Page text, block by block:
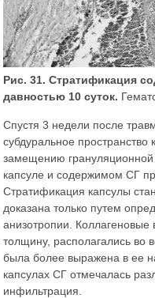
Рис. 31. Стратификация
давностью 10 суток.
Спустя 3 недели после
субдуральное пространство
замещению
капсуле и содержимом СГ
Стратификация капсулы
доказана только путем
анизотропии.
толщину, располагались во
была более выражена в ее
капсулах СГ отмечалась
инфильтрация.